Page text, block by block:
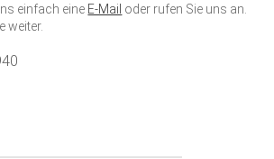
einfach eine E-Mail oder rufen Sie uns an.
weiter.